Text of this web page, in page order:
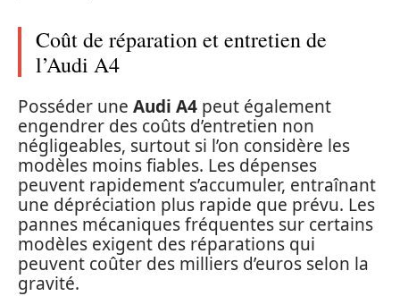
Coût de réparation et entretien de
l’Audi A4
Posséder une Audi A4 peut également
engendrer des coûts d’entretien non
négligeables, surtout si l’on considère les
modèles moins fiables. Les dépenses
peuvent rapidement s’accumuler, entraînant
une dépréciation plus rapide que prévu. Les
pannes mécaniques fréquentes sur certains
modèles exigent des réparations qui
peuvent coûter des milliers d’euros selon la
gravité.